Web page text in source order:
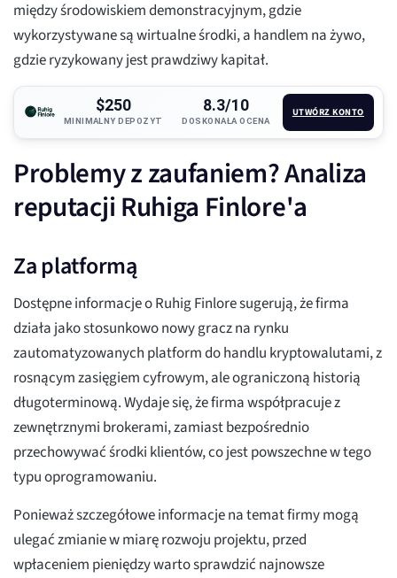
między środowiskiem demonstracyjnym, gdzie
wykorzystywane są wirtualne środki, a handlem na żywo,
gdzie ryzykowany jest prawdziwy kapitał.
$250
MINIMALNY DEPOZYT
8.3/10
DOSKONAŁA OCENA
UTWÓRZ KONTO
Problemy z zaufaniem? Analiza
reputacji Ruhiga Finlore'a
Za platformą
Dostępne informacje o Ruhig Finlore sugerują, że firma
działa jako stosunkowo nowy gracz na rynku
zautomatyzowanych platform do handlu kryptowalutami, z
rosnącym zasięgiem cyfrowym, ale ograniczoną historią
długoterminową. Wydaje się, że firma współpracuje z
zewnętrznymi brokerami, zamiast bezpośrednio
przechowywać środki klientów, co jest powszechne w tego
typu oprogramowaniu.
Ponieważ szczegółowe informacje na temat firmy mogą
ulegać zmianie w miarę rozwoju projektu, przed
wpłaceniem pieniędzy warto sprawdzić najnowsze